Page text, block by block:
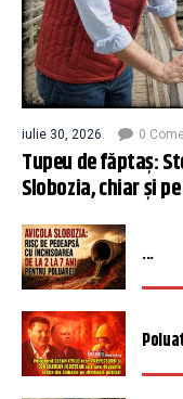
iulie 30, 2026 0
Tupeu de făptaș:
Slobozia, chiar și
...